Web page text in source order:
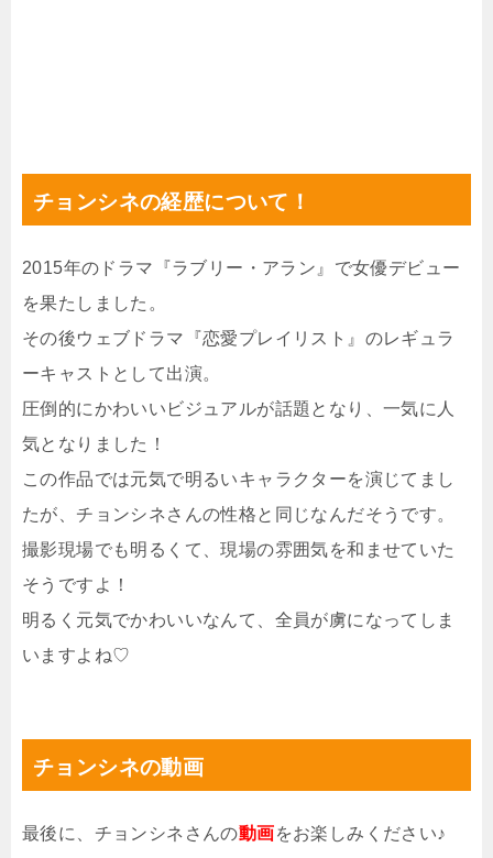
チョンシネの経歴について！
2015年のドラマ『ラブリー・アラン』で女優デビュー
を果たしました。
その後ウェブドラマ『恋愛プレイリスト』のレギュラ
ーキャストとして出演。
圧倒的にかわいいビジュアルが話題となり、一気に人
気となりました！
この作品では元気で明るいキャラクターを演じてまし
たが、チョンシネさんの性格と同じなんだそうです。
撮影現場でも明るくて、現場の雰囲気を和ませていた
そうですよ！
明るく元気でかわいいなんて、全員が虜になってしま
いますよね♡
チョンシネの動画
最後に、チョンシネさんの動画をお楽しみください♪